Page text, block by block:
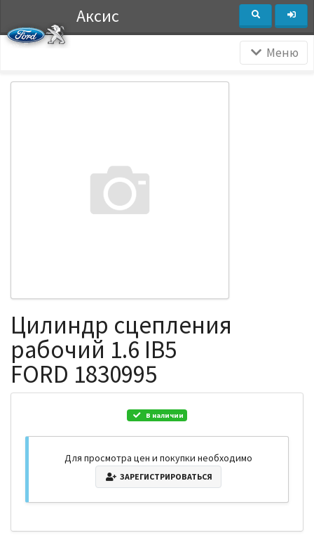
Аксис
Меню
Цилиндр сцепления
рабочий 1.6 IB5
FORD 1830995
В наличии
Для просмотра цен и покупки необходимо
ЗАРЕГИСТРИРОВАТЬСЯ